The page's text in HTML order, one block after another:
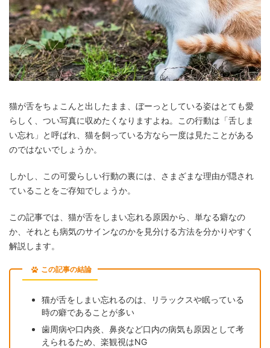
猫が舌をちょこんと出したまま、ぼーっとしている姿はとても愛
らしく、つい写真に収めたくなりますよね。この行動は「舌しま
い忘れ」と呼ばれ、猫を飼っている方なら一度は見たことがある
のではないでしょうか。
しかし、この可愛らしい行動の裏には、さまざまな理由が隠され
ていることをご存知でしょうか。
この記事では、猫が舌をしまい忘れる原因から、単なる癖なの
か、それとも病気のサインなのかを見分ける方法を分かりやすく
解説します。
この記事の結論
猫が舌をしまい忘れるのは、リラックスや眠っている
時の癖であることが多い
歯周病や口内炎、鼻炎など口内の病気も原因として考
えられるため、楽観視はNG